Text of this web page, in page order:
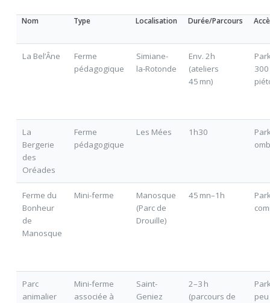
Nom Type Localisation Durée/Parcours
La Bel’Âne
Ferme
pédagogique
Simiane-
la-Rotonde
Env. 2h
(ateliers
45 mn)
La
Bergerie
des
Oréades
Ferme
pédagogique
Les Mées 1h30
Ferme du
Bonheur
de
Manosque
Mini-ferme
Manosque
(Parc de
Drouille)
45 mn–1h
Parc
animalier
Mini-ferme
associée à
Saint-
Geniez
2–3 h
(parcours de